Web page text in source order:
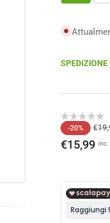
Prezzo
di
-20%
€15,99 inc.